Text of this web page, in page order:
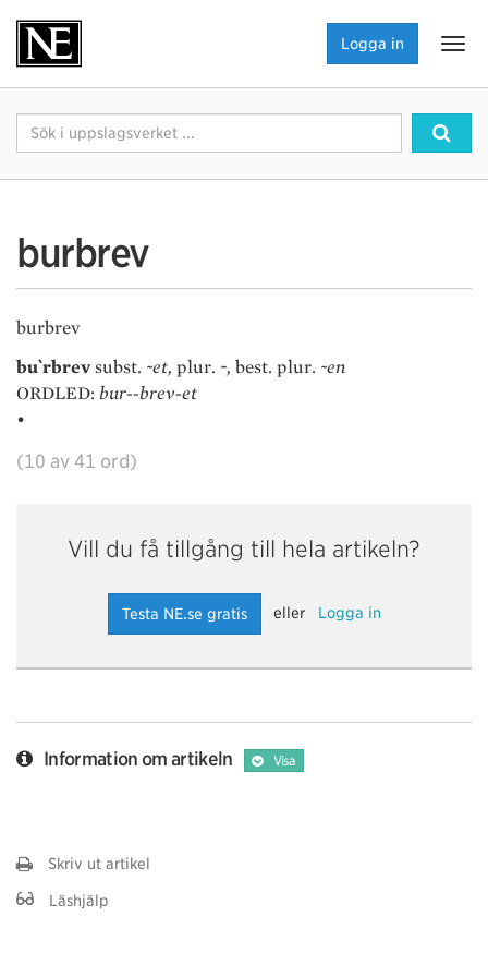
Visa
Logga in
NE.se
Sök
burbrev
burbrev
bu`rbrevsubst. ~et, plur. ~, best. plur. ~en
ORDLED: bur--brev-et
•
(10 av 41 ord)
Vill du få tillgång till hela artikeln?
Testa NE.se gratis eller Logga in
Information om artikeln Visa
Skriv ut artikel
Läshjälp